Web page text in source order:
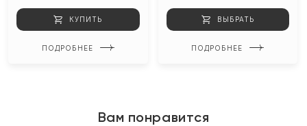
КУПИТЬ
ПОДРОБНЕЕ
ВЫБРАТЬ
ПОДРОБНЕЕ
Вам понравится